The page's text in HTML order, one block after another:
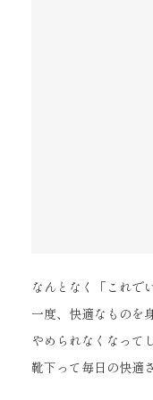
なんとなく「これで
一度、快適なものを
やめられなくなって
靴下って毎日の快適